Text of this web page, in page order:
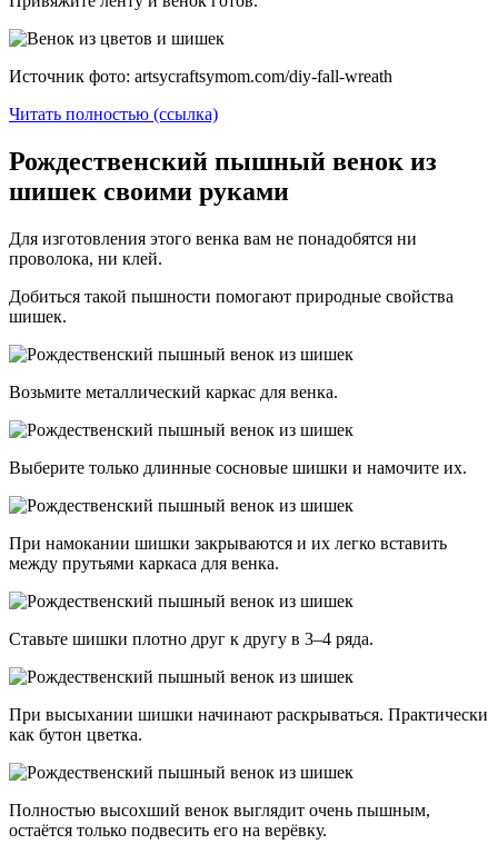
Источник фото: artsycraftsymom.com/diy-fall-wreath
Читать полностью (ссылка)
Рождественский пышный венок из
шишек своими руками
Для изготовления этого венка вам не понадобятся ни
проволока, ни клей.
Добиться такой пышности помогают природные свойства
шишек.
Возьмите металлический каркас для венка.
Выберите только длинные сосновые шишки и намочите их.
При намокании шишки закрываются и их легко вставить
между прутьями каркаса для венка.
Ставьте шишки плотно друг к другу в 3–4 ряда.
При высыхании шишки начинают раскрываться. Практически
как бутон цветка.
Полностью высохший венок выглядит очень пышным,
остаётся только подвесить его на верёвку.